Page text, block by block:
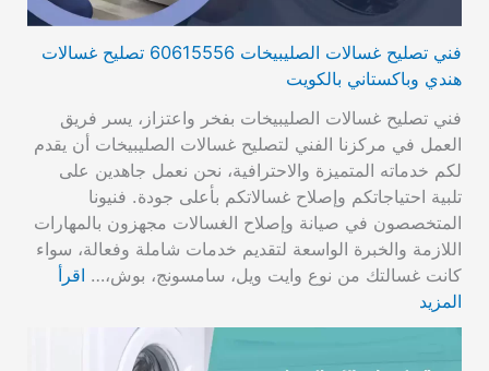
فني تصليح غسالات الصليبيخات 60615556 تصليح غسالات
هندي وباكستاني بالكويت
فني تصليح غسالات الصليبيخات بفخر واعتزاز، يسر فريق
العمل في مركزنا الفني لتصليح غسالات الصليبيخات أن يقدم
لكم خدماته المتميزة والاحترافية، نحن نعمل جاهدين على
تلبية احتياجاتكم وإصلاح غسالاتكم بأعلى جودة. فنيونا
المتخصصون في صيانة وإصلاح الغسالات مجهزون بالمهارات
اللازمة والخبرة الواسعة لتقديم خدمات شاملة وفعالة، سواء
كانت غسالتك من نوع وايت ويل، سامسونج، بوش،… اقرأ
المزيد